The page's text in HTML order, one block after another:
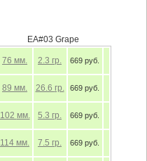
EA#03 Grape
76 мм. 2.3 гр. 669 руб.
89 мм. 26.6 гр. 669 руб.
102 мм. 5.3 гр. 669 руб.
114 мм. 7.5 гр. 669 руб.